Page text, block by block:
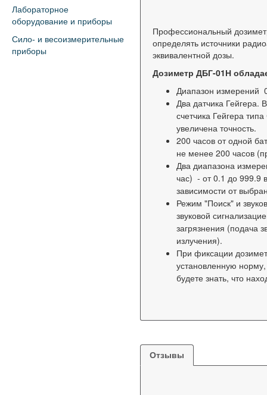
Лабораторное
оборудование и приборы
Сило- и весоизмерительные
приборы
Профессиональный
определять источники
эквивалентной дозы.
Дозиметр ДБГ-01Н
Диапазон измерений
Два датчика Гейгера.
счетчика Гейгера
увеличена точность.
200 часов от одной
не менее 200 часов
Два диапазона
час) - от 0.1 до 999.9
зависимости от
Режим "Поиск" и
звуковой
загрязнения (подача
излучения).
При фиксации
установленную норму,
будете знать, что
Отзывы